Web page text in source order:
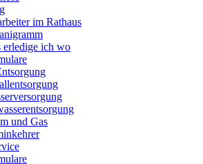
im Rathaus
erledige ich wo
und Gas